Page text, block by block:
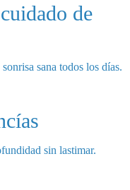
de
sana todos los días.
sin lastimar.